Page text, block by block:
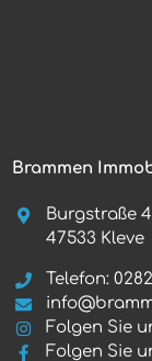
Brammen
Burgstraße
47533 Kleve
Telefon:
Folgen Sie
Folgen Sie